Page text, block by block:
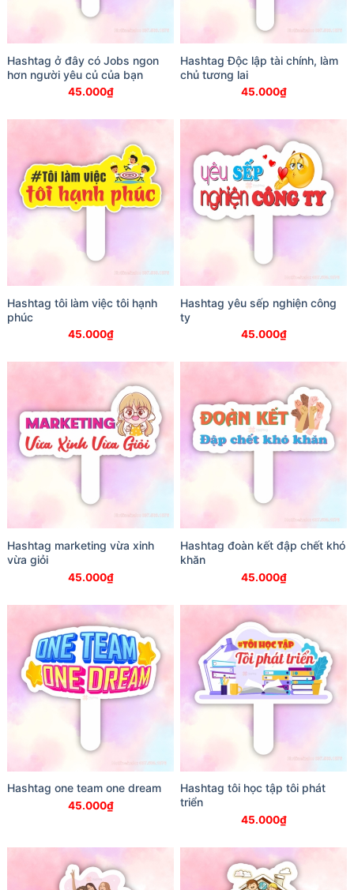
Hashtag ở đây có Jobs ngon
hơn người yêu củ của bạn
45.000₫
Hashtag Độc lập tài chính, làm
chủ tương lai
45.000₫
Hashtag tôi làm việc tôi hạnh
phúc
45.000₫
Hashtag yêu sếp nghiện công
ty
45.000₫
Hashtag marketing vừa xinh
vừa giỏi
45.000₫
Hashtag đoàn kết đập chết khó
khăn
45.000₫
Hashtag one team one dream
45.000₫
Hashtag tôi học tập tôi phát
triển
45.000₫